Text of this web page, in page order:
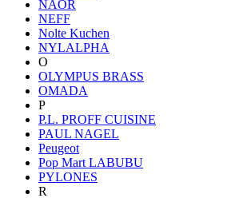
NAOR
NEFF
Nolte Kuchen
NYLALPHA
O
OLYMPUS BRASS
OMADA
P
P.L. PROFF CUISINE
PAUL NAGEL
Peugeot
Pop Mart LABUBU
PYLONES
R